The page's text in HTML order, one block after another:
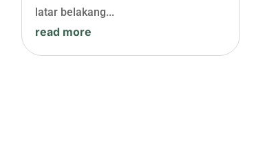
latar belakang...
read more